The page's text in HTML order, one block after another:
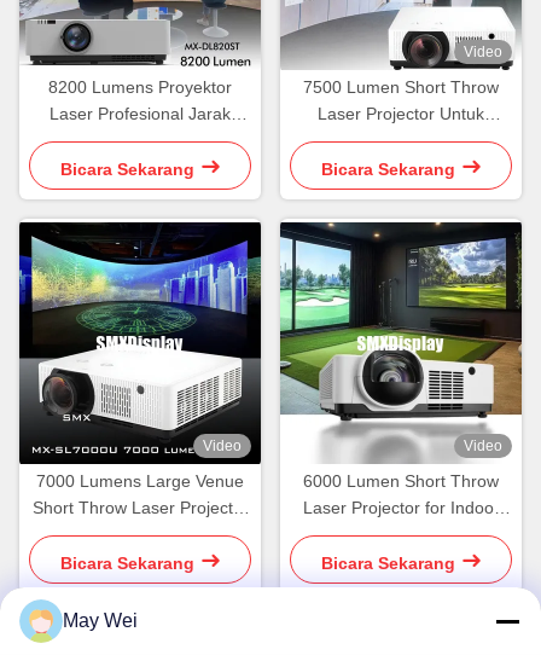
8200 Lumens Proyektor
Laser Profesional Jarak
Singkat Cahaya Tinggi
Bicara Sekarang
Video
7500 Lumen Short Throw
Laser Projector Untuk
Proyeksi Immersive
Bicara Sekarang
Video
7000 Lumens Large Venue
Short Throw Laser Projector
Dibangun di Speaker 16W
Bicara Sekarang
Video
6000 Lumen Short Throw
Laser Projector for Indoor
Golf Simulator Experience
Bicara Sekarang
May Wei